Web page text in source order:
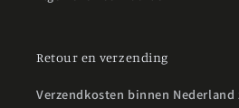
Retour en verzending
Verzendkosten binnen Nederland